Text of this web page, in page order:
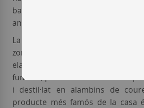
baix les instal·lacions, unes
anys.
La tipologia del
zona. És un whisky suau,
elaborat principalment amb
fumada, procedent sobretot de
i destil·lat en alambins de
producte més famós de la casa